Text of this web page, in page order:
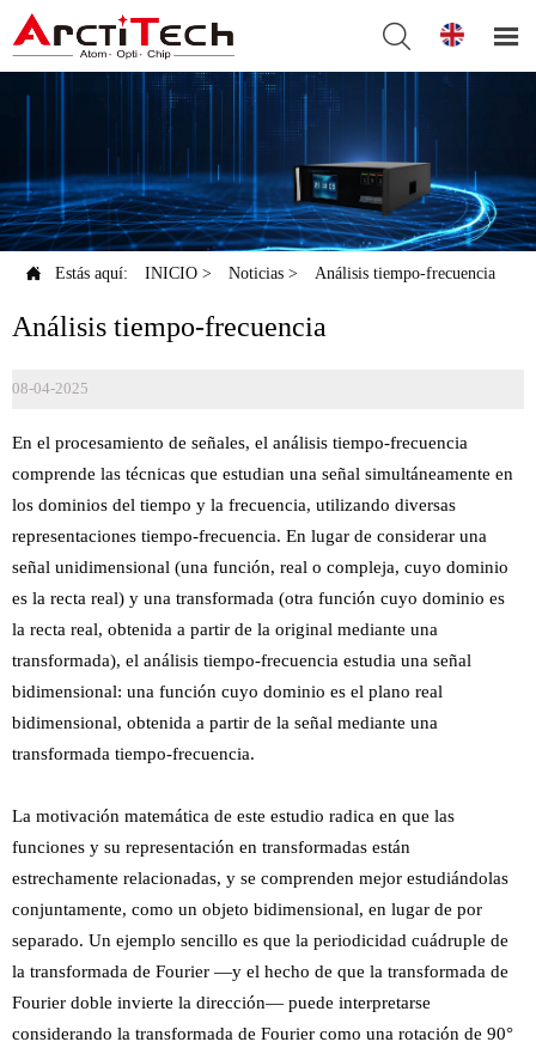
 
 Estás aquí: INICIO > Noticias > Análisis tiempo-frecuencia
Análisis tiempo-frecuencia
08-04-2025
En el procesamiento de señales, el análisis tiempo-frecuencia
comprende las técnicas que estudian una señal simultáneamente en
los dominios del tiempo y la frecuencia, utilizando diversas
representaciones tiempo-frecuencia. En lugar de considerar una
señal unidimensional (una función, real o compleja, cuyo dominio
es la recta real) y una transformada (otra función cuyo dominio es
la recta real, obtenida a partir de la original mediante una
transformada), el análisis tiempo-frecuencia estudia una señal
bidimensional: una función cuyo dominio es el plano real
bidimensional, obtenida a partir de la señal mediante una
transformada tiempo-frecuencia.
La motivación matemática de este estudio radica en que las
funciones y su representación en transformadas están
estrechamente relacionadas, y se comprenden mejor estudiándolas
conjuntamente, como un objeto bidimensional, en lugar de por
separado. Un ejemplo sencillo es que la periodicidad cuádruple de
la transformada de Fourier —y el hecho de que la transformada de
Fourier doble invierte la dirección— puede interpretarse
considerando la transformada de Fourier como una rotación de 90°